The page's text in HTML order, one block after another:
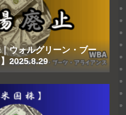
ウォルグリーン・ブー
2025.8.29